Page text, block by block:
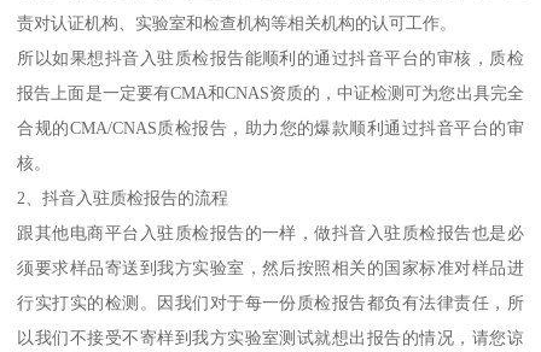
责对认证机构、实验室和检查机构等相关机构的认可工作。
所以如果想抖音入驻质检报告能顺利的通过抖音平台的审核，质检
报告上面是一定要有CMA和CNAS资质的，中证检测可为您出具完全
合规的CMA/CNAS质检报告，助力您的爆款顺利通过抖音平台的审
核。
2、抖音入驻质检报告的流程
跟其他电商平台入驻质检报告的一样，做抖音入驻质检报告也是必
须要求样品寄送到我方实验室，然后按照相关的国家标准对样品进
行实打实的检测。因我们对于每一份质检报告都负有法律责任，所
以我们不接受不寄样到我方实验室测试就想出报告的情况，请您谅